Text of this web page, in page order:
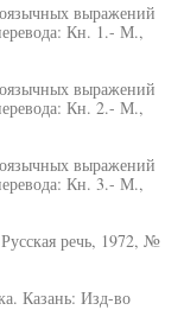
выражений
Кн. 1.- М.,
выражений
Кн. 2.- М.,
выражений
Кн. 3.- М.,
речь, 1972, №
Казань: Изд-во